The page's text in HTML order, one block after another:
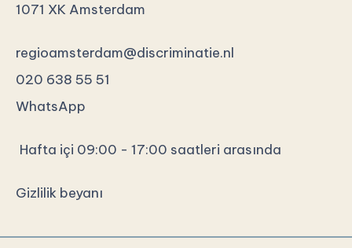
1071 XK Amsterdam
regioamsterdam@discriminatie.nl
020 638 55 51
WhatsApp
Hafta içi 09:00 - 17:00 saatleri arasında
Gizlilik beyanı